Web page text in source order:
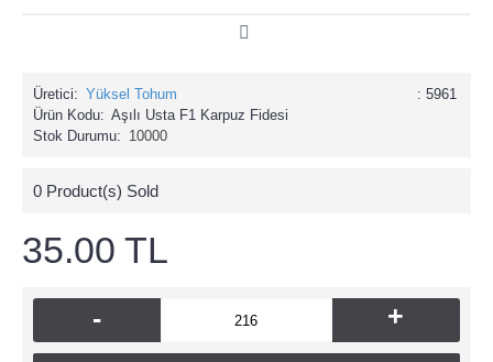
: 5961
Üretici: Yüksel Tohum
Ürün Kodu: Aşılı Usta F1 Karpuz Fidesi
Stok Durumu: 10000
0 Product(s) Sold
35.00 TL
- +